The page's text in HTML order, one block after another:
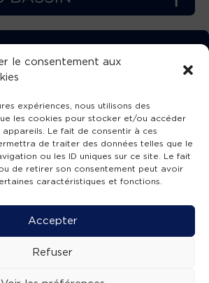
le consentement aux
expériences, nous utilisons des
les cookies pour stocker et/ou accéder
Le fait de consentir à ces
de traiter des données telles que le
ou les ID uniques sur ce site. Le fait
de retirer son consentement peut avoir
caractéristiques et fonctions.
Accepter
Refuser
GRATUITEMENT
TVBA !
SUIVEZ-NOUS !
légales -Accessibilité